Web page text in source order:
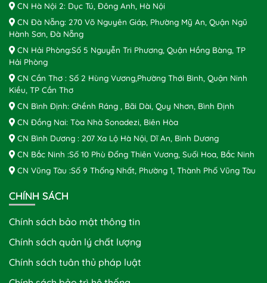
CN Hà Nội 2: Dục Tú, Đông Anh, Hà Nội
CN Đà Nẵng: 270 Võ Nguyên Giáp, Phường Mỹ An, Quận Ngũ
Hành Sơn, Đà Nẵng
CN Hải Phòng:Số 5 Nguyễn Tri Phương, Quận Hồng Bàng, TP
Hải Phòng
CN Cần Thơ : Số 2 Hùng Vương,Phường Thới Bình, Quận Ninh
Kiều, TP Cần Thơ
CN Bình Định: Ghềnh Ráng , Bãi Dài, Quy Nhơn, Bình Định
CN Đồng Nai: Tòa Nhà Sonadezi, Biên Hòa
CN Bình Dương : 207 Xa Lộ Hà Nội, Dĩ An, Bình Dương
CN Bắc Ninh :Số 10 Phù Đổng Thiên Vương, Suối Hoa, Bắc Ninh
CN Vũng Tàu :Số 9 Thống Nhất, Phường 1, Thành Phố Vũng Tàu
CHÍNH SÁCH
Chính sách bảo mật thông tin
Chính sách quản lý chất lượng
Chính sách tuân thủ pháp luật